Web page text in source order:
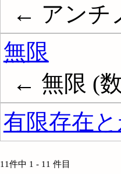
← アンチ
無限
← 無限 (
有限存在
11件中 1 - 11 件目